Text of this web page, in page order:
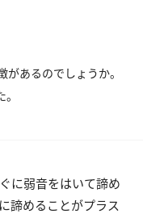
があるのでしょうか。
に弱音をはいて諦め
諦めることがプラス